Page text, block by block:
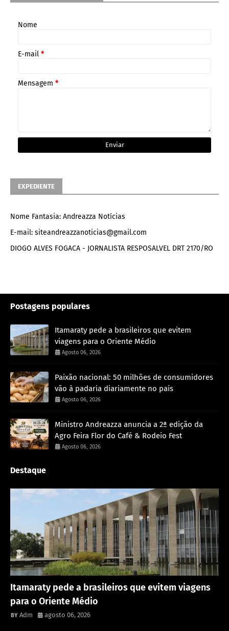
Nome
E-mail *
Mensagem *
EXPEDIENTE
Nome Fantasia: Andreazza Notícias
E-mail: siteandreazzanoticias@gmail.com
DIOGO ALVES FOGACA - JORNALISTA RESPOSALVEL DRT 2170/RO
Postagens populares
Itamaraty pede a brasileiros que evitem
viagens para o Oriente Médio
Agosto 06, 2026
Paixão nacional: 50 milhões de consumidores
vão à padaria diariamente no país
Agosto 06, 2026
Ministro Andreazza anuncia a 2ª edição da
Agro Feira Flor do Café & Rodeio Fest
Agosto 06, 2026
Destaque
Itamaraty pede a brasileiros que evitem viagens
para o Oriente Médio
Adm agosto 06, 2026